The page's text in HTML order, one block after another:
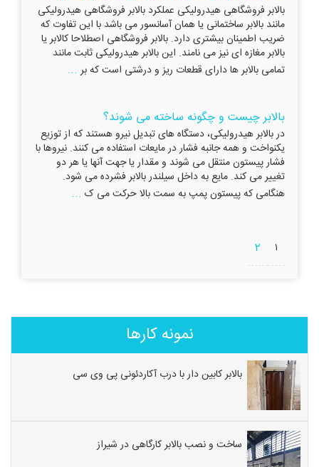
بالابر فروشگاهی هیدرولیکی عملکرد بالابر فروشگاهی هیدرولیکی
مانند بالابر ساختمانی یا همان آسانسور می باشد با این تفاوت که
ضریب اطمینان بیشتری دارد. بالابر فروشگاهی اصطلاحا کالابر یا
بالابر مغازه ای نیز می نامند. این بالابر هیدرولیکی ثابت مانند
تمامی بالابر ها دارای قطعات ریز و درشتی است که بر ...
بالابر چیست و چگونه ساخته می شوند؟
در بالابر هیدرولیکی، دستگاه های تبدیل نیرو هستند که از توزیع
یکنواخت و همه جانبه فشار در مایعات استفاده می کنند. نیروها با
فشار پیستون منتقل می شوند و مقدار یا جهت آنها یا هر دو
تغییر می کند. مایع به داخل سیلندر بالابر فشرده می شود.
هنگامی که پیستون پمپ به سمت بالا حرکت می ک ...
۱ ۲
نمونه کارها
بالابر کابین دار با درب آکاردئونی پی وی سی
ساخت و نصب بالابر کارگاهی در شیراز